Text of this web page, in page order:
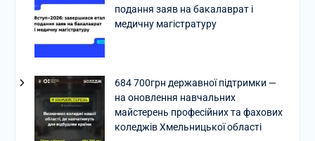
подання заяв на бакалаврат і
медичну магістратуру
684 700грн державної підтримки —
на оновлення навчальних
майстерень професійних та фахових
коледжів Хмельницької області